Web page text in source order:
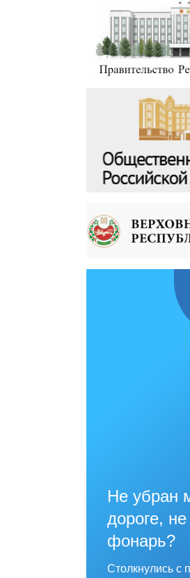
Не убран
дороге, не
фонарь?
Столкнулись с